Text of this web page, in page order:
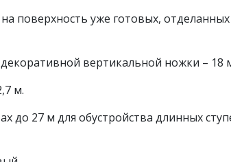
поверхность уже готовых, отделанных
вертикальной ножки – 18
м.
до 27 м для обустройства длинных